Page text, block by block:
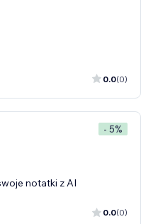
0.0(0)
- 5%
notatki z AI
0.0(0)